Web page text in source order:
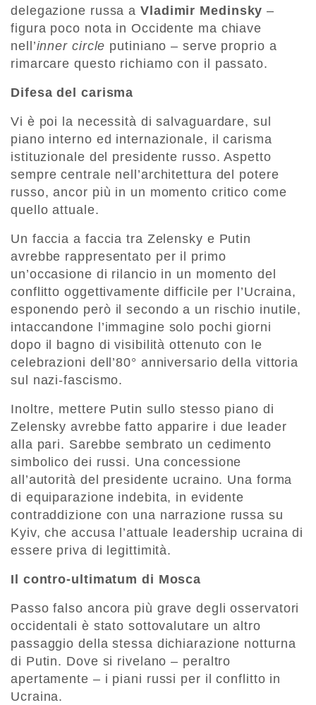
delegazione russa a Vladimir Medinsky–
figura poco nota in Occidente ma chiave
nell’inner circle putiniano – serve proprio a
rimarcare questo richiamo con il passato.
Difesa del carisma
Vi è poi la necessità di salvaguardare, sul
piano interno ed internazionale, il carisma
istituzionale del presidente russo. Aspetto
sempre centrale nell’architettura del potere
russo, ancor più in un momento critico come
quello attuale.
Un faccia a faccia tra Zelensky e Putin
avrebbe rappresentato per il primo
un’occasione di rilancio in un momento del
conflitto oggettivamente difficile per l’Ucraina,
esponendo però il secondo a un rischio inutile,
intaccandone l’immagine solo pochi giorni
dopo il bagno di visibilità ottenuto con le
celebrazioni dell’80° anniversario della vittoria
sul nazi-fascismo.
Inoltre, mettere Putin sullo stesso piano di
Zelensky avrebbe fatto apparire i due leader
alla pari. Sarebbe sembrato un cedimento
simbolico dei russi. Una concessione
all’autorità del presidente ucraino. Una forma
di equiparazione indebita, in evidente
contraddizione con una narrazione russa su
Kyiv, che accusa l’attuale leadership ucraina di
essere priva di legittimità.
Il contro-ultimatum di Mosca
Passo falso ancora più grave degli osservatori
occidentali è stato sottovalutare un altro
passaggio della stessa dichiarazione notturna
di Putin. Dove si rivelano – peraltro
apertamente – i piani russi per il conflitto in
Ucraina.